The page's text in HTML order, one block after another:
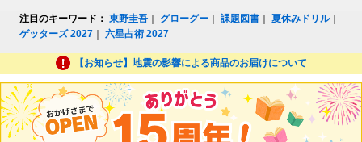
注目のキーワード： 東野圭吾 グローグー ｜課題図書 ｜夏休みドリル｜
ゲッターズ 2027 ｜六星占術 2027
【お知らせ】地震の影響による商品のお届けについて